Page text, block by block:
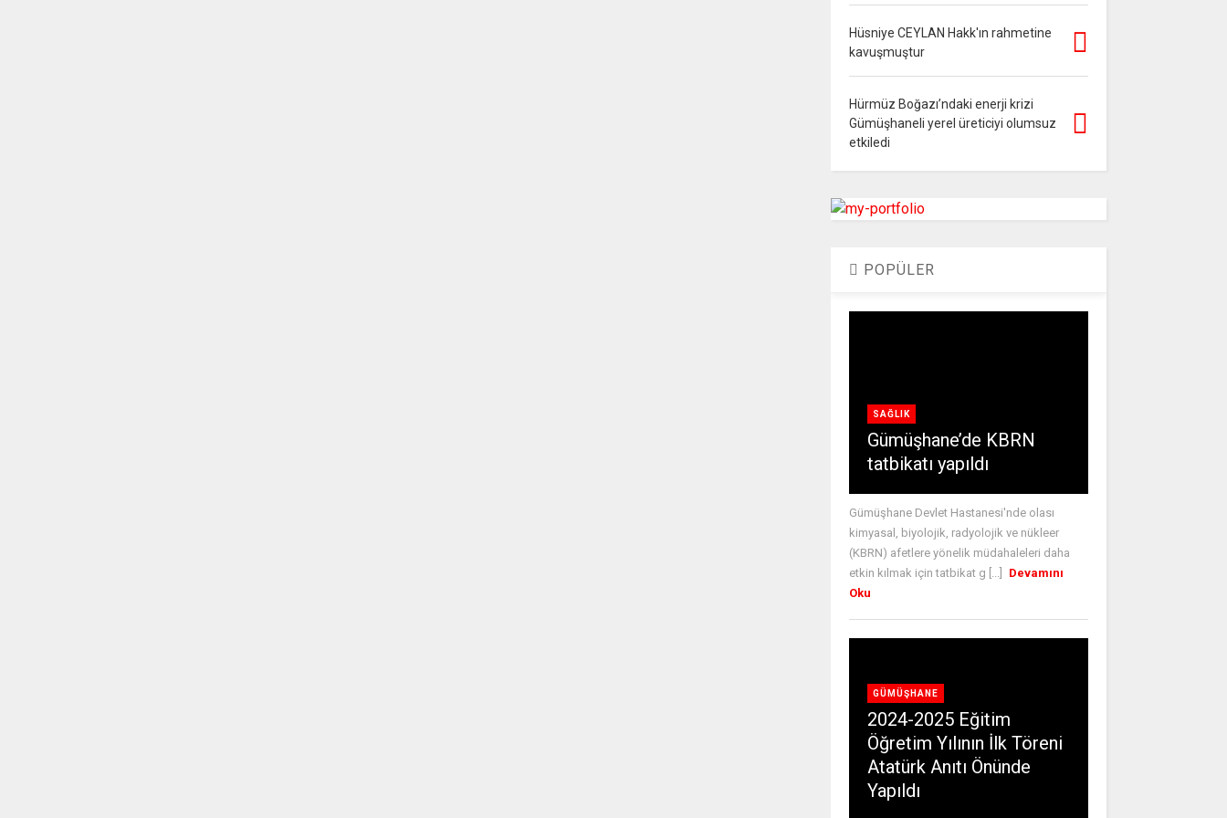
Hüsniye CEYLAN Hakk'ın rahmetine
kavuşmuştur
Hürmüz Boğazı’ndaki enerji krizi
Gümüşhaneli yerel üreticiyi olumsuz
etkiledi
POPÜLER
SAĞLIK
Gümüşhane’de KBRN
tatbikatı yapıldı
Gümüşhane Devlet Hastanesi'nde olası
kimyasal, biyolojik, radyolojik ve nükleer
(KBRN) afetlere yönelik müdahaleleri daha
etkin kılmak için tatbikat g [...]
Devamını
Oku
GÜMÜŞHANE
2024-2025 Eğitim
Öğretim Yılının İlk Töreni
Atatürk Anıtı Önünde
Yapıldı